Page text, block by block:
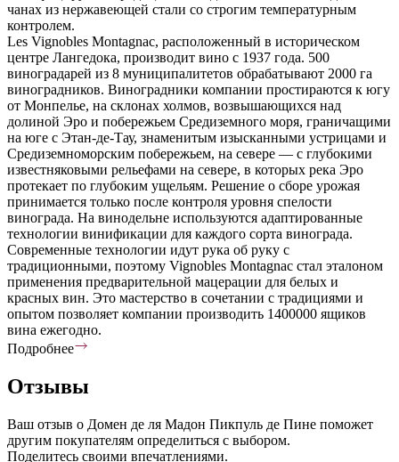
чанах из нержавеющей стали со строгим температурным
контролем.
Les Vignobles Montagnac, расположенный в историческом
центре Лангедока, производит вино с 1937 года. 500
виноградарей из 8 муниципалитетов обрабатывают 2000 га
виноградников. Виноградники компании простираются к югу
от Монпелье, на склонах холмов, возвышающихся над
долиной Эро и побережьем Средиземного моря, граничащими
на юге с Этан-де-Тау, знаменитым изысканными устрицами и
Средиземноморским побережьем, на севере — с глубокими
известняковыми рельефами на севере, в которых река Эро
протекает по глубоким ущельям. Решение о сборе урожая
принимается только после контроля уровня спелости
винограда. На винодельне используются адаптированные
технологии винификации для каждого сорта винограда.
Современные технологии идут рука об руку с
традиционными, поэтому Vignobles Montagnac стал эталоном
применения предварительной мацерации для белых и
красных вин. Это мастерство в сочетании с традициями и
опытом позволяет компании производить 1400000 ящиков
вина ежегодно.
Подробнее
Отзывы
Ваш отзыв о Домен де ля Мадон Пикпуль де Пине поможет
другим покупателям определиться с выбором.
Поделитесь своими впечатлениями.